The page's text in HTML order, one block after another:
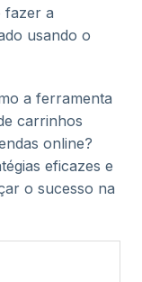
fazer a
usando o
a ferramenta
carrinhos
online?
eficazes e
o sucesso na